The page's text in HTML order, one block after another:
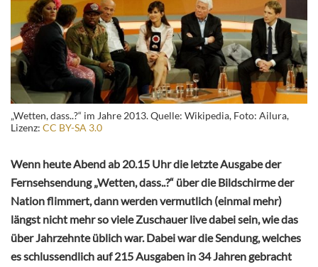
„Wetten, dass..?“ im Jahre 2013. Quelle: Wikipedia, Foto: Ailura,
Lizenz: CC BY-SA 3.0
Wenn heute Abend ab 20.15 Uhr die letzte Ausgabe der
Fernsehsendung „Wetten, dass..?“ über die Bildschirme der
Nation flimmert, dann werden vermutlich (einmal mehr)
längst nicht mehr so viele Zuschauer live dabei sein, wie das
über Jahrzehnte üblich war. Dabei war die Sendung, welches
es schlussendlich auf 215 Ausgaben in 34 Jahren gebracht